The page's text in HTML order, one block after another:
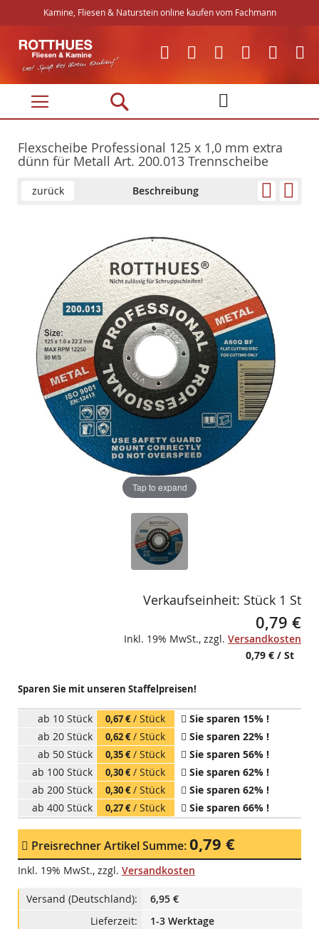
Kamine, Fliesen & Naturstein online kaufen vom Fachmann
Direkt
zum
Inhalt
Flexscheibe Professional 125 x 1,0 mm extra
dünn für Metall Art. 200.013 Trennscheibe
zurück Beschreibung
images
gallery
images
gallery
Tap to expand
Verkaufseinheit: Stück 1 St
0,79 €
Inkl. 19% MwSt., zzgl. Versandkosten
0,79 € / St
Sparen Sie mit unseren Staffelpreisen!
ab 10 Stück 0,67 € / Stück Sie sparen 15% !
ab 20 Stück
0,62 € / Stück Sie sparen 22% !
ab 50 Stück
0,35 € / Stück Sie sparen 56% !
ab 100 Stück
0,30 € / Stück Sie sparen 62% !
ab 200 Stück
0,30 € / Stück Sie sparen 62% !
ab 400 Stück
0,27 € / Stück Sie sparen 66% !
Preisrechner Artikel Summe:0,79 €
Inkl. 19% MwSt., zzgl. Versandkosten
Versand (Deutschland):
6,95 €
Lieferzeit:
1-3 Werktage